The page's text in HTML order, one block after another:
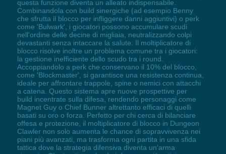
questa funzione diventa un alleato indispensabile.
Combinandola con build sinergiche (ad esempio Benny
che sfrutta il blocco per infliggere danni aggiuntivi) o perk
come 'Bulwark', i giocatori possono accumulare scudi
nell'ordine delle decine di migliaia, neutralizzando colpi
devastanti senza intaccare la salute. Il moltiplicatore di
blocco risolve inoltre un problema comune tra i giocatori:
la gestione inefficiente dello scudo tra i round.
Accoppiandolo a perk che conservano il 10% del blocco,
come 'Blockmaster', si garantisce una resistenza continua,
ideale per affrontare trappole, spine o nemici con attacchi
a catena. Questo sistema apre nuove prospettive per
build incentrate sulla difesa, rendendo personaggi come
Magnet Guy o Chief Bunner altrettanto efficaci di quelli
basati su oro o forza. Perfetto per chi cerca di bilanciare
offesa e protezione, il moltiplicatore di blocco in Dungeon
Clawler non solo aumenta le chance di sopravvivenza nei
piani più avanzati, ma trasforma ogni partita in una sfida
tattica dove la strategia difensiva diventa un'arma